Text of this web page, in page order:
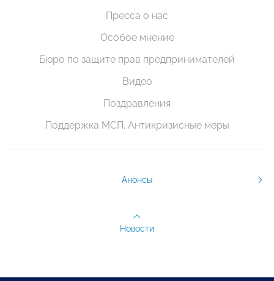
Пресса о нас
Особое мнение
Бюро по защите прав предпринимателей
Видео
Поздравления
Поддержка МСП. Антикризисные меры
Анонсы
Новости